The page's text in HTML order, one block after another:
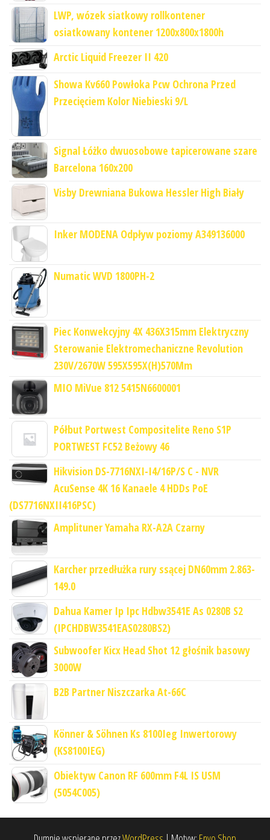
LWP, wózek siatkowy rollkontener
osiatkowany kontener 1200x800x1800h
Arctic Liquid Freezer II 420
Showa Kv660 Powłoka Pcw Ochrona Przed
Przecięciem Kolor Niebieski 9/L
Signal Łóżko dwuosobowe tapicerowane szare
Barcelona 160x200
Visby Drewniana Bukowa Hessler High Biały
Inker MODENA Odpływ poziomy A349136000
Numatic WVD 1800PH-2
Piec Konwekcyjny 4X 436X315mm Elektryczny
Sterowanie Elektromechaniczne Revolution
230V/2670W 595X595X(H)570Mm
MIO MiVue 812 5415N6600001
Półbut Portwest Compositelite Reno S1P
PORTWEST FC52 Beżowy 46
Hikvision DS-7716NXI-I4/16P/S C - NVR
AcuSense 4K 16 Kanaele 4 HDDs PoE
(DS7716NXII416PSC)
Amplituner Yamaha RX-A2A Czarny
Karcher przedłużka rury ssącej DN60mm 2.863-
149.0
Dahua Kamer Ip Ipc Hdbw3541E As 0280B S2
(IPCHDBW3541EAS0280BS2)
Subwoofer Kicx Head Shot 12 głośnik basowy
3000W
B2B Partner Niszczarka At-66C
Könner & Söhnen Ks 8100Ieg Inwertorowy
(KS8100IEG)
Obiektyw Canon RF 600mm F4L IS USM
(5054C005)